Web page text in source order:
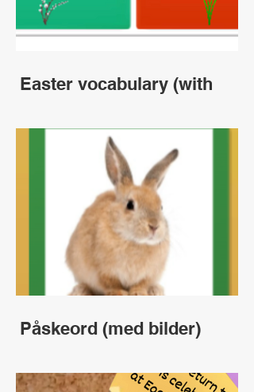
Easter vocabulary (with
Påskeord (med bilder)